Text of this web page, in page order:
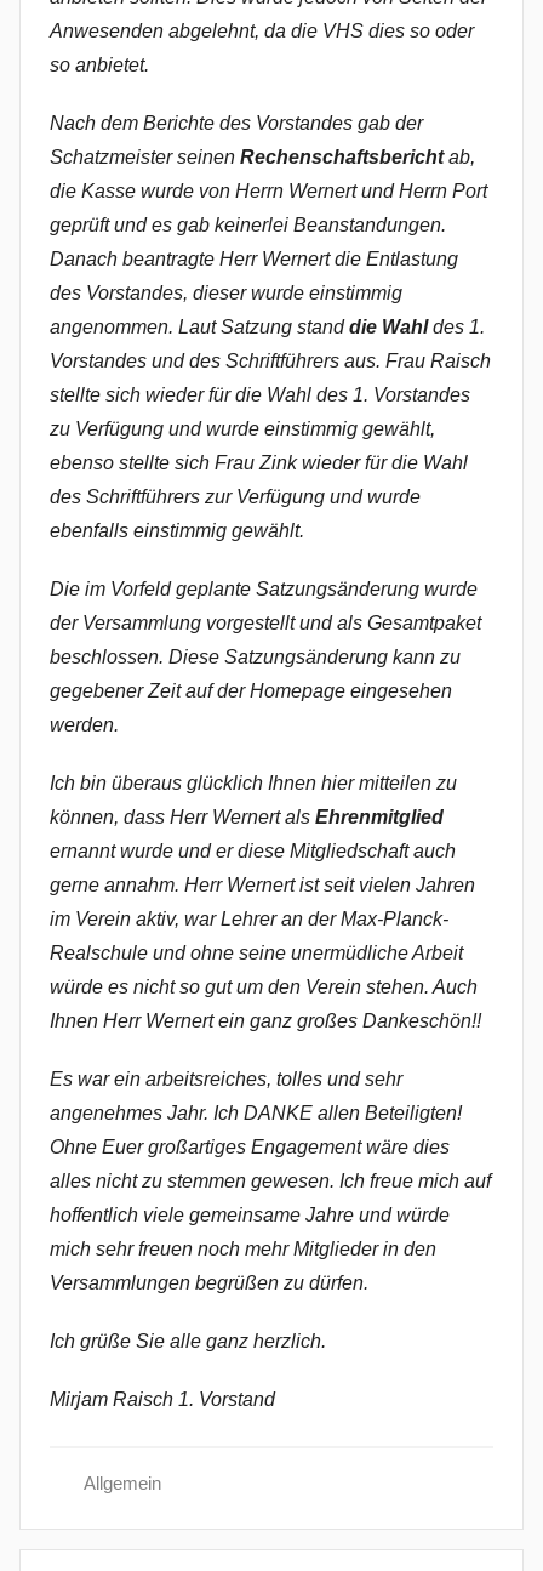
Anwesenden abgelehnt, da die VHS dies so oder
so anbietet.
Nach dem Berichte des Vorstandes gab der
Schatzmeister seinen Rechenschaftsberichtab,
die Kasse wurde von Herrn Wernert und Herrn Port
geprüft und es gab keinerlei Beanstandungen.
Danach beantragte Herr Wernert die Entlastung
des Vorstandes, dieser wurde einstimmig
angenommen. Laut Satzung standdie Wahldes 1.
Vorstandes und des Schriftführers aus. Frau Raisch
stellte sich wieder für die Wahl des 1. Vorstandes
zu Verfügung und wurde einstimmig gewählt,
ebenso stellte sich Frau Zink wieder für die Wahl
des Schriftführers zur Verfügung und wurde
ebenfalls einstimmig gewählt.
Die im Vorfeld geplante Satzungsänderung wurde
der Versammlung vorgestellt und als Gesamtpaket
beschlossen. Diese Satzungsänderung kann zu
gegebener Zeit auf der Homepage eingesehen
werden.
Ich bin überaus glücklich Ihnen hier mitteilen zu
können, dass Herr Wernert als Ehrenmitglied
ernannt wurde und er diese Mitgliedschaft auch
gerne annahm. Herr Wernert ist seit vielen Jahren
im Verein aktiv, war Lehrer an der Max-Planck-
Realschule und ohne seine unermüdliche Arbeit
würde es nicht so gut um den Verein stehen. Auch
Ihnen Herr Wernert ein ganz großes Dankeschön!!
Es war ein arbeitsreiches, tolles und sehr
angenehmes Jahr. Ich DANKE allen Beteiligten!
Ohne Euer großartiges Engagement wäre dies
alles nicht zu stemmen gewesen. Ich freue mich auf
hoffentlich viele gemeinsame Jahre und würde
mich sehr freuen noch mehr Mitglieder in den
Versammlungen begrüßen zu dürfen.
Ich grüße Sie alle ganz herzlich.
Mirjam Raisch 1. Vorstand
Allgemein